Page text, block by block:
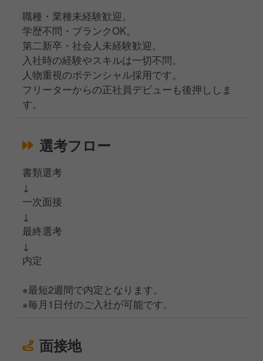
職種・業種未経験歓迎。
学歴不問・ブランクOK。
第二新卒・社会人未経験歓迎。
入社時の経験やスキルは一切不問。
人物重視のポテンシャル採用です。
フリーターからの正社員デビューも後押ししま
す。
選考フロー
書類選考
↓
一次面接
↓
最終選考
↓
内定
※最短2週間で内定となります。
※毎月1日付のご入社が可能です。
面接地